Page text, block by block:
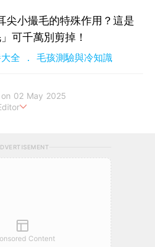
尖小撮毛的特殊作用？這是
」可千萬別剪掉！
全 毛孩測驗與冷知識
on 02 May 2025
Content